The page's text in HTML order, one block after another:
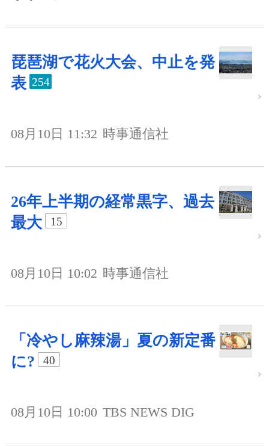
琵琶湖で花火大会、中止を発
表 254
08月10日 11:32 時事通信社
26年上半期の経常黒字、過去
最大
15
08月10日 10:02 時事通信社
「冷やし麻辣湯」夏の新定番
に?
40
08月10日 10:00 TBS NEWS DIG